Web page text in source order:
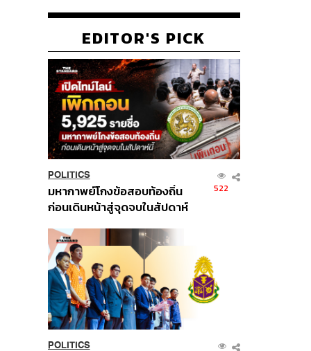
EDITOR'S PICK
POLITICS
มหากาพย์โกงข้อสอบท้องถิ่น
ก่อนเดินหน้าสู่จุดจบในสัปดาห์
522
POLITICS